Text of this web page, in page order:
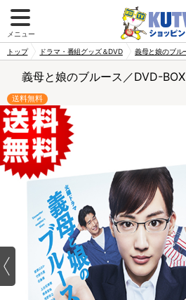
メニュー
トップ ドラマ・番組グッズ＆DVD 義母と娘のブル
義母と娘のブルース／DVD-
送料無料